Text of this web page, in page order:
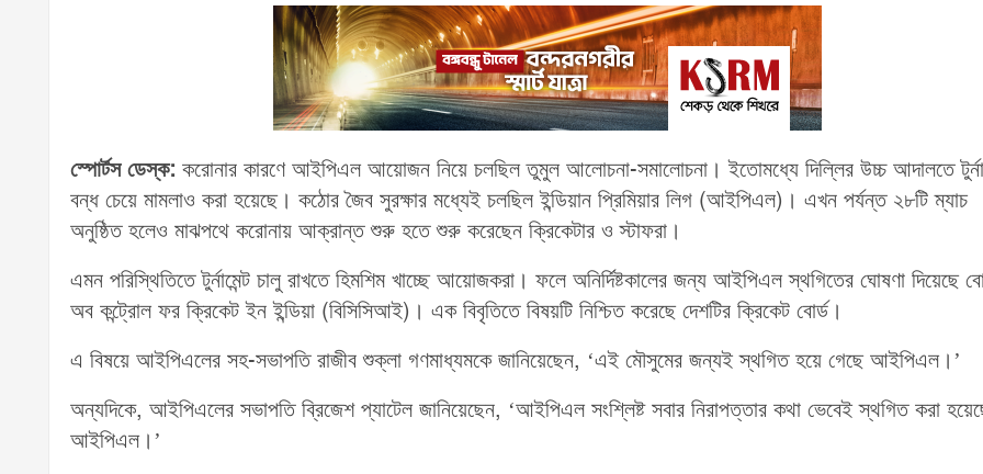
স্পোর্টস ডেস্ক: করোনার কারণে আইপিএল আয়োজন নিয়ে চলছিল তুমুল আলোচনা-সমালোচনা। ইতোমধ্যে দিল্লির উচ্চ আদালতে
বন্ধ চেয়ে মামলাও করা হয়েছে। কঠোর জৈব সুরক্ষার মধ্যেই চলছিল ইন্ডিয়ান প্রিমিয়ার লিগ (আইপিএল)। এখন পর্যন্ত ২৮টি ম্যাচ
অনুষ্ঠিত হলেও মাঝপথে করোনায় আক্রান্ত শুরু হতে শুরু করেছেন ক্রিকেটার ও স্টাফরা।
এমন পরিস্থিতিতে টুর্নামেন্ট চালু রাখতে হিমশিম খাচ্ছে আয়োজকরা। ফলে অনির্দিষ্টকালের জন্য আইপিএল স্থগিতের ঘোষণা দিয়েছে
অব কন্ট্রোল ফর ক্রিকেট ইন ইন্ডিয়া (বিসিসিআই)। এক বিবৃতিতে বিষয়টি নিশ্চিত করেছে দেশটির ক্রিকেট বোর্ড।
এ বিষয়ে আইপিএলের সহ-সভাপতি রাজীব শুক্লা গণমাধ্যমকে জানিয়েছেন, ‘এই মৌসুমের জন্যই স্থগিত হয়ে গেছে আইপিএল।’
অন্যদিকে, আইপিএলের সভাপতি ব্রিজেশ প্যাটেল জানিয়েছেন, ‘আইপিএল সংশ্লিষ্ট সবার নিরাপত্তার কথা ভেবেই স্থগিত করা
আইপিএল।’